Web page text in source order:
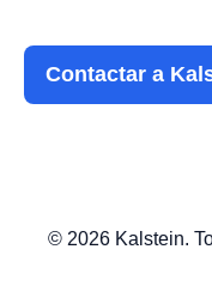
Contactar a
© 2026 Kalstein.